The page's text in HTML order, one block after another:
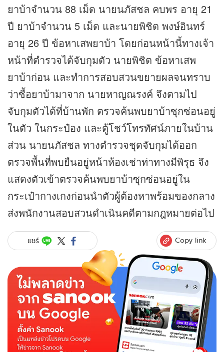
ยาบ้าจำนวน 88 เม็ด นายนภัสชล คบพร อายุ 21
ปี ยาบ้าจำนวน 5 เม็ด และนายพิชิต พงษ์อินทร์
อายุ 26 ปี ข้อหาเสพยาบ้า โดยก่อนหน้านี้ทางเจ้า
หน้าที่ตำรวจได้จับกุมตัว นายพิชิต ข้อหาเสพ
ยาบ้าก่อน และทำการสอบสวนขยายผลจนทราบ
ว่าซื้อยาบ้ามาจาก นายหาญณรงค์ จึงตามไป
จับกุมตัวได้ที่บ้านพัก ตรวจค้นพบยาบ้าซุกซ่อนอยู่
ในตัว ในกระป๋อง และตู้โชว์โทรทัศน์ภายในบ้าน
ส่วน นายนภัสชล ทางตำรวจชุดจับกุมได้ออก
ตรวจพื้นที่พบยืนอยู่หน้าห้องเช่าท่าทางมีพิรุธ จึง
แสดงตัวเข้าตรวจค้นพบยาบ้าซุกซ่อนอยู่ใน
กระเป๋ากางเกงก่อนนำตัวผู้ต้องหาพร้อมของกลาง
ส่งพนักงานสอบสวนดำเนินคดีตามกฎหมายต่อไป
แชร์ Copy link